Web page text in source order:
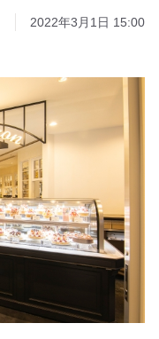
2022年3月1日 15:00